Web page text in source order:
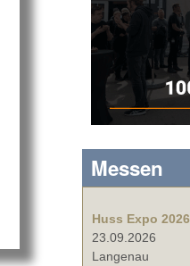
Messen
Huss Expo 2026
23.09.2026
Langenau